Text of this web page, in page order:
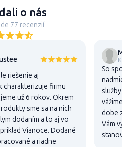
o nás
77 recenzií
riešenie aj
charakterizuje firmu
už 6 rokov. Okrem
sme sa na nich
dodaním a to aj vo
Vianoce. Dodané
a riadne
So
dobe
Vám